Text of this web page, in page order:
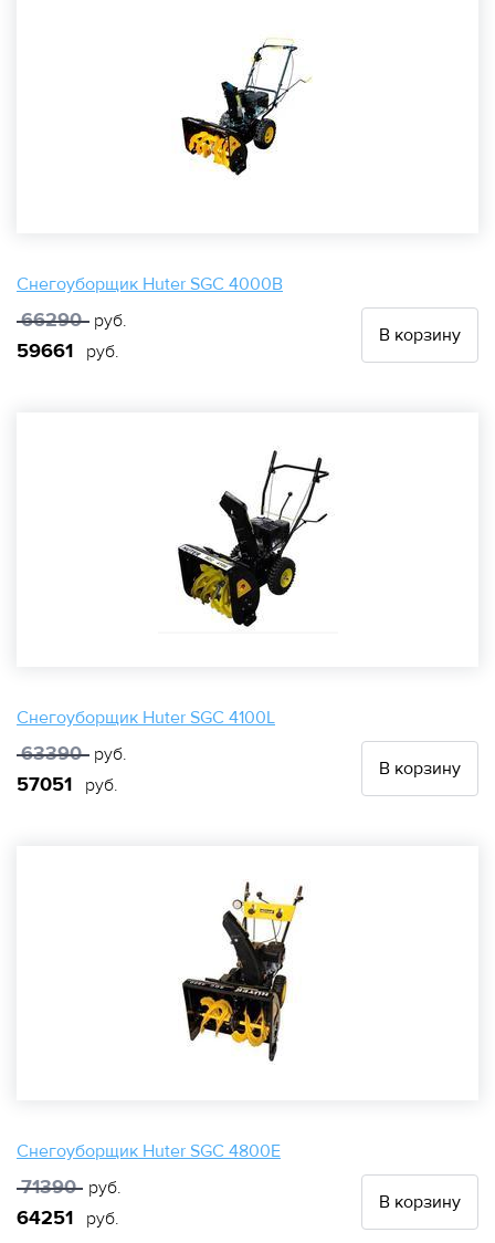
Снегоуборщик Huter SGC 4000B
66290 руб.
59661 руб.
В корзину
Снегоуборщик Huter SGC 4100L
63390 руб.
57051 руб.
В корзину
Снегоуборщик Huter SGC 4800E
71390 руб.
64251 руб.
В корзину